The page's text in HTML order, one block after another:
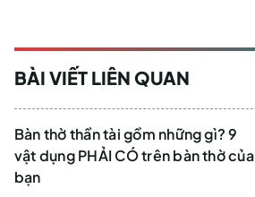
BÀI VIẾT LIÊN QUAN
Bàn thờ thần tài gồm những gì? 9
vật dụng PHẢI CÓ trên bàn thờ của
bạn